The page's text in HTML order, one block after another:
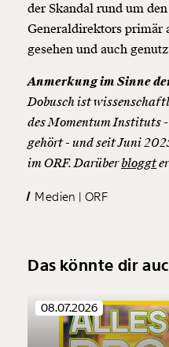
der Skandal rund um
Generaldirektors primär
gesehen und auch
Anmerkung im Sinne
Dobusch ist
des Momentum Instituts
gehört - und seit Juni
im ORF. Darüberbloggt
Medien ORF
Das könnte dir
08.07.2026